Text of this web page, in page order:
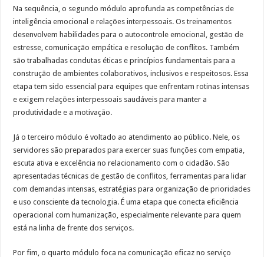
Na sequência, o segundo módulo aprofunda as competências de
inteligência emocional e relações interpessoais. Os treinamentos
desenvolvem habilidades para o autocontrole emocional, gestão de
estresse, comunicação empática e resolução de conflitos. Também
são trabalhadas condutas éticas e princípios fundamentais para a
construção de ambientes colaborativos, inclusivos e respeitosos. Essa
etapa tem sido essencial para equipes que enfrentam rotinas intensas
e exigem relações interpessoais saudáveis para manter a
produtividade e a motivação.
Já o terceiro módulo é voltado ao atendimento ao público. Nele, os
servidores são preparados para exercer suas funções com empatia,
escuta ativa e excelência no relacionamento com o cidadão. São
apresentadas técnicas de gestão de conflitos, ferramentas para lidar
com demandas intensas, estratégias para organização de prioridades
e uso consciente da tecnologia. É uma etapa que conecta eficiência
operacional com humanização, especialmente relevante para quem
está na linha de frente dos serviços.
Por fim, o quarto módulo foca na comunicação eficaz no serviço